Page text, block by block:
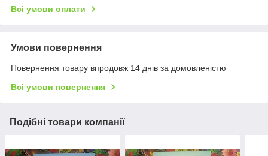
Всі умови оплати
Умови повернення
Повернення товару впродовж 14 днів за домовленістю
Всі умови повернення
Подібні товари компанії